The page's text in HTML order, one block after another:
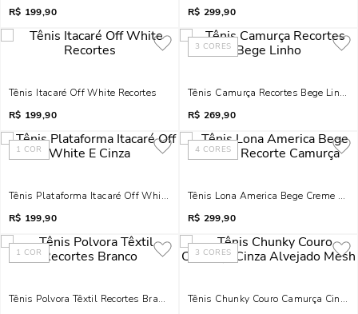
R$ 199,90
R$ 299,90
Tênis Itacaré Off White Recortes
R$ 199,90
3 CORES
Tênis Camurça Recortes Bege Linho
R$ 269,90
1 COR
Tênis Plataforma Itacaré Off White E Cinza
R$ 199,90
4 CORES
Tênis Lona America Bege Creme
R$ 299,90
1 COR
Tênis Polvora Têxtil Recortes Branco
3 CORES
Tênis Chunky Couro Camurça Cinza